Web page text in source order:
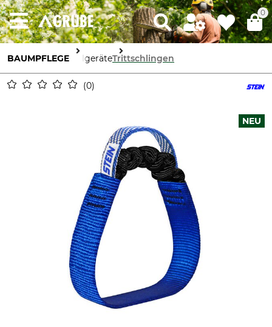
0
BAUMPFLEGE SeilgeräteTrittschlingen
0
NEU